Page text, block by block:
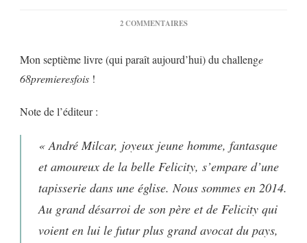
2 COMMENTAIRESSUR
DE
Mon septième livre (qui paraît aujourd’hui) du challenge
68premieresfois !
Note de l’éditeur :
« André Milcar, joyeux jeune homme, fantasque
et amoureux de la belle Felicity, s’empare d’une
tapisserie dans une église. Nous sommes en 2014.
Au grand désarroi de son père et de Felicity qui
voient en lui le futur plus grand avocat du pays,